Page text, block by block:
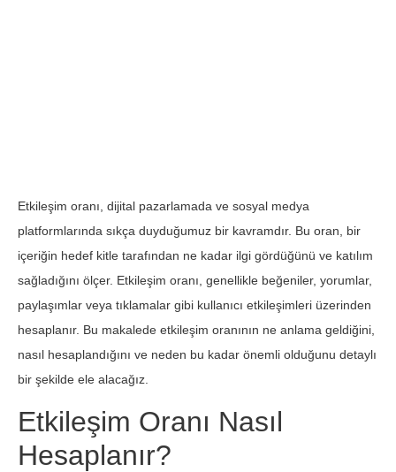
Etkileşim oranı, dijital pazarlamada ve sosyal medya
platformlarında sıkça duyduğumuz bir kavramdır. Bu oran, bir
içeriğin hedef kitle tarafından ne kadar ilgi gördüğünü ve katılım
sağladığını ölçer. Etkileşim oranı, genellikle beğeniler, yorumlar,
paylaşımlar veya tıklamalar gibi kullanıcı etkileşimleri üzerinden
hesaplanır. Bu makalede etkileşim oranının ne anlama geldiğini,
nasıl hesaplandığını ve neden bu kadar önemli olduğunu detaylı
bir şekilde ele alacağız.
Etkileşim Oranı Nasıl
Hesaplanır?